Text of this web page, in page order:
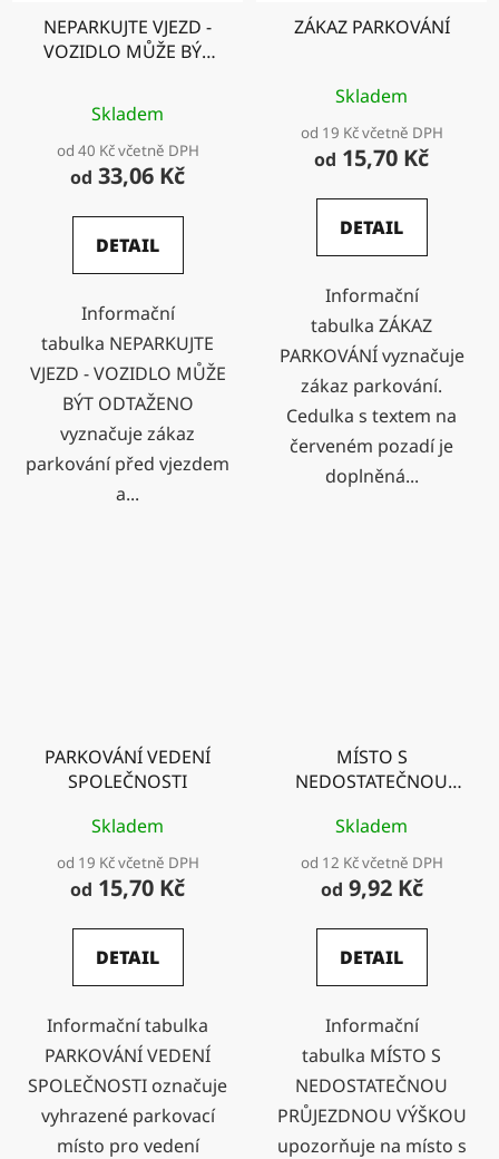
NEPARKUJTE VJEZD -
VOZIDLO MŮŽE BÝT
zákazem parkování
hodnocení
produktu
je
5,0
z
5
hvězdiček.
Skladem
od 40 Kč včetně DPH
od 33,06 Kč
DETAIL
Informační
tabulka NEPARKUJTE
VJEZD - VOZIDLO MŮŽE
BÝT ODTAŽENO
vyznačuje zákaz
parkování před vjezdem
a...
ZÁKAZ PARKOVÁNÍ
Skladem
od 19 Kč včetně DPH
od 15,70 Kč
DETAIL
Informační
tabulka ZÁKAZ
PARKOVÁNÍ vyznačuje
zákaz parkování.
Cedulka s textem na
červeném pozadí je
doplněná...
PARKOVÁNÍ VEDENÍ
SPOLEČNOSTI
Skladem
od 19 Kč včetně DPH
od 15,70 Kč
DETAIL
Informační tabulka
PARKOVÁNÍ VEDENÍ
SPOLEČNOSTI označuje
vyhrazené parkovací
místo pro vedení
MÍSTO S
NEDOSTATEČNOU
Skladem
od 12 Kč včetně DPH
od 9,92 Kč
DETAIL
Informační
tabulka MÍSTO S
NEDOSTATEČNOU
PRŮJEZDNOU VÝŠKOU
upozorňuje na místo s